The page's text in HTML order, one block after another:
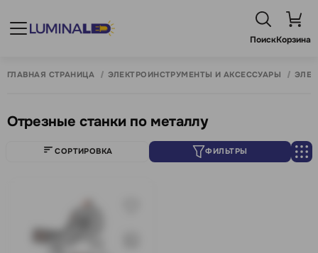
ПоискКорзина
ГЛАВНАЯ СТРАНИЦА ЭЛЕКТРОИНСТРУМЕНТЫ И АКСЕССУАРЫ
Отрезные станки по металлу
СОРТИРОВКА ФИЛЬТРЫ